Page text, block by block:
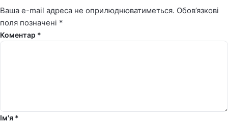
Ваша e-mail адреса не оприлюднюватиметься. Обов’язкові
поля позначені *
Коментар *
Ім'я *